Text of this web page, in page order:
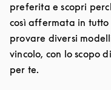
preferita e scopri
così affermata in
provare diversi
vincolo, con lo scopo
per te.